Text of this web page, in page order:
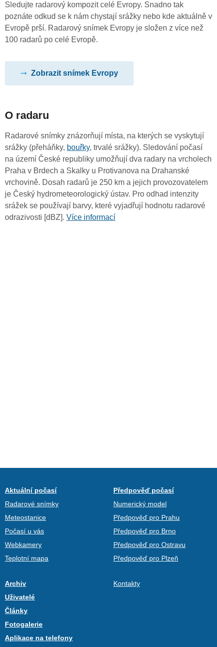
Sledujte radarový kompozit celé Evropy. Snadno tak
poznáte odkud se k nám chystají srážky nebo kde aktuálně v
Evropě prší. Radarový snímek Evropy je složen z více než
100 radarů po celé Evropě.
Zobrazit snímek Evropy
O radaru
Radarové snímky znázorňují místa, na kterých se vyskytují
srážky (přeháňky, bouřky, trvalé srážky). Sledování počasí
na území České republiky umožňují dva radary na vrcholech
Praha v Brdech a Skalky u Protivanova na Drahanské
vrchovině. Dosah radarů je 250 km a jejich provozovatelem
je Český hydrometeorologický ústav. Pro odhad intenzity
srážek se používají barvy, které vyjadřují hodnotu radarové
odrazivosti [dBZ]. Více informací
Aktuální počasí
Radarové snímky
Meteostanice
Počasí u vás
Webkamery
Teplotní mapa
Předpověď počasí
Numerický model
Předpověď pro Prahu
Předpověď pro Brno
Předpověď pro Ostravu
Předpověď pro Plzeň
Archiv
Uživatelé
Články
Fotogalerie
Aplikace na telefony
Kontakty